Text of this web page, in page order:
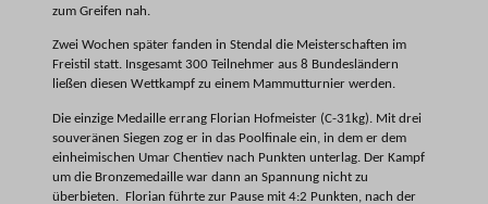
zum Greifen nah.
Zwei Wochen später fanden in Stendal die Meisterschaften im
Freistil statt. Insgesamt 300 Teilnehmer aus 8 Bundesländern
ließen diesen Wettkampf zu einem Mammutturnier werden.
Die einzige Medaille errang Florian Hofmeister (C-31kg). Mit drei
souveränen Siegen zog er in das Poolfinale ein, in dem er dem
einheimischen Umar Chentiev nach Punkten unterlag. Der Kampf
um die Bronzemedaille war dann an Spannung nicht zu
überbieten. Florian führte zur Pause mit 4:2 Punkten, nach der